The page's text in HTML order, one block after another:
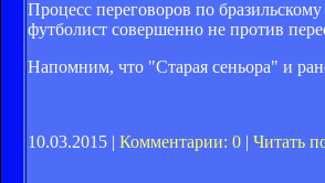
Процесс переговоров по
футболист совершенно не против
Напомним, что "Старая сеньора" и
10.03.2015 | Комментарии: 0 | Читать